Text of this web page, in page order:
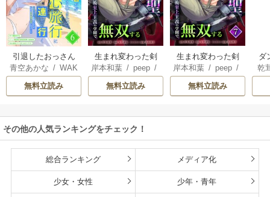
引退したおっさん
賢者だが愛弟子が
追放されてきたの
で傷心旅行に連れ
イフな旅のつもり
が、なぜか世界最
強の師弟になって
版】
青空あかな /WAK
ANA KURAGUCHI
pallet/アイラ
listaSTUDIO
無料立読み
生まれ変わった剣
聖、剣士が冷遇さ
れる魔術至上主義
の学園で無双する
岸本和葉/ peep/
染野静也/桑島黎
/taskey STUDI
無料立読み
生まれ変わった剣
聖、剣士が冷遇さ
れる魔術至上主義
の学園で無双する
岸本和葉/ peep/
染野静也/桑島黎
/taskey STUDI
無料立読み
ダ
込
乾
庫
その他の人気ランキングをチェック！
総合ランキング メディア化
少女・女性 少年・青年